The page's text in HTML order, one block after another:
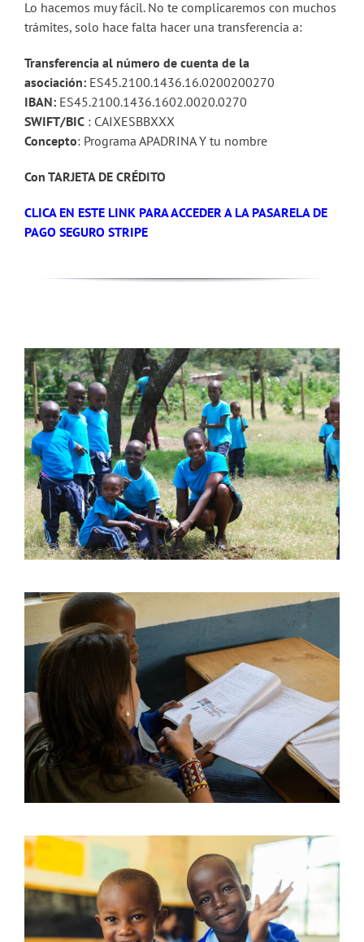
Lo hacemos muy fácil. No te complicaremos con muchos
trámites, solo hace falta hacer una transferencia a:
Transferencia al número de cuenta de la
asociación:ES45.2100.1436.16.0200200270
IBAN:ES45.2100.1436.1602.0020.0270
SWIFT/BIC: CAIXESBBXXX
Concepto: Programa APADRINA Y tu nombre
Con TARJETA DE CRÉDITO
CLICA EN ESTE LINK PARA ACCEDER A LA PASARELA DE
PAGO SEGURO STRIPE